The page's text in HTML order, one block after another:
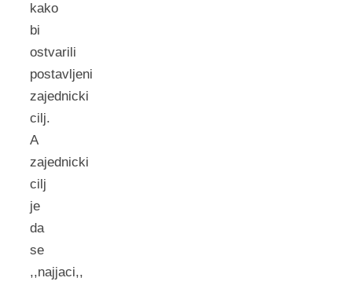
kako
bi
ostvarili
postavljeni
zajednicki
cilj.
A
zajednicki
cilj
je
da
se
,,najjaci,,